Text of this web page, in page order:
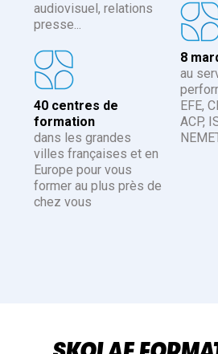
audiovisuel, relations
presse...
40 centres de
formation
dans les grandes
villes françaises et en
Europe pour vous
former au plus près de
chez vous
8
au
EFE,
ACP,